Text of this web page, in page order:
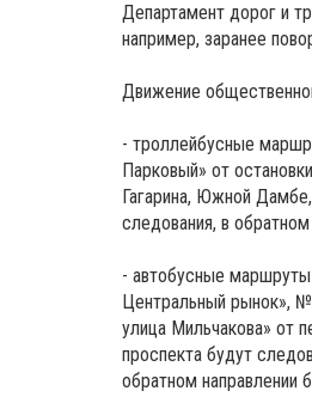
Департамент дорог и
например, заранее
Движение
- троллейбусные
Парковый» от
Гагарина, Южной
следования, в
- автобусные
Центральный рынок»,
улица Мильчакова» от
проспекта будут
обратном направлении